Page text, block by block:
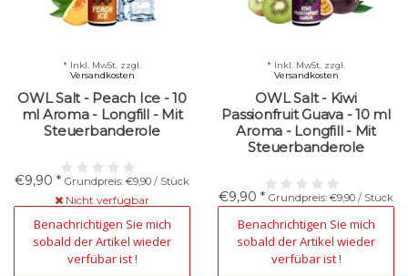
OWL Salt - Peach Ice - 10
ml Aroma - Longfill - Mit
Steuerbanderole
€9,90 * Grundpreis: €9,90 / Stück
* Inkl. MwSt. zzgl.
Versandkosten
Nicht verfügbar
Benachrichtigen Sie mich
sobald der Artikel wieder
verfübar ist !
OWL Salt - Kiwi
Passionfruit Guava - 10 ml
Aroma - Longfill - Mit
Steuerbanderole
€9,90 * Grundpreis: €9,90 / Stück
* Inkl. MwSt. zzgl.
Versandkosten
Nicht verfügbar
Benachrichtigen Sie mich
sobald der Artikel wieder
verfübar ist !